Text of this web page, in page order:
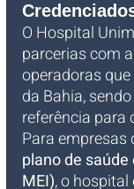
O Hospital
parcerias com
operadoras
da Bahia,
referência para
Para
plano de
MEI), o hospital